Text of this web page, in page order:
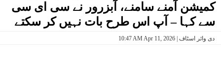
کمیشن آمنے سامنے، آبزرور نے سی ای سی
سے کہا – آپ اس طرح بات نہیں کر سکتے
10:47 AM Apr 11, 2026 | دی وائر اسٹاف